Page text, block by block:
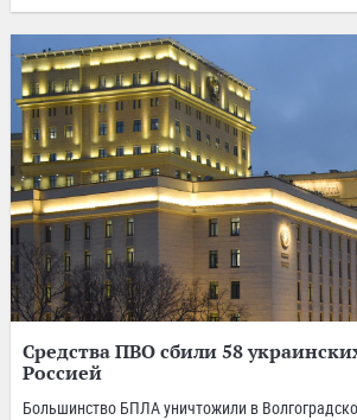
Средства ПВО сбили 58
Россией
Большинство БПЛА уничтожили в